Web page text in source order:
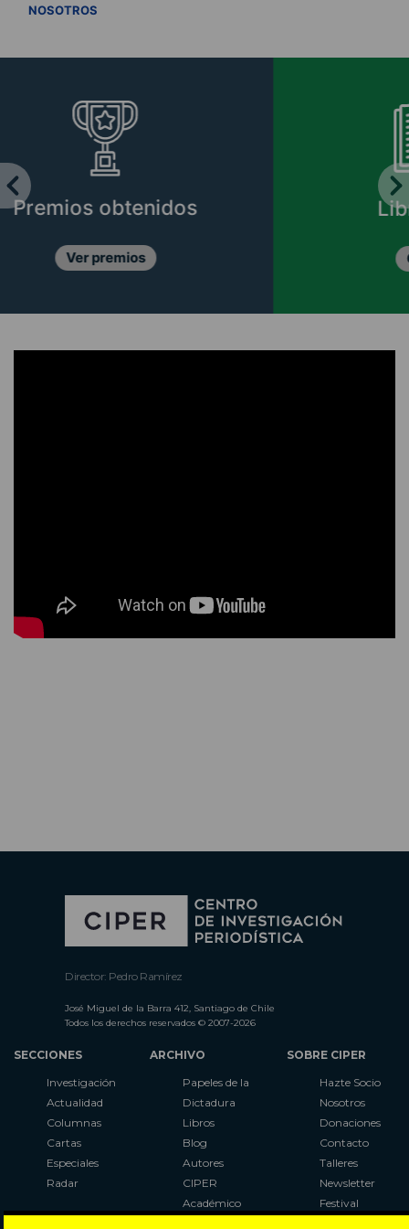
NOSOTROS
Libros CIPER
Director: Pedro Ramírez
José Miguel de la Barra 412, Santiago de Chile
Todos los derechos reservados © 2007-2026
SECCIONES
Investigación
Actualidad
Columnas
Cartas
Especiales
Radar
ARCHIVO
Papeles de la
Dictadura
Libros
Blog
Autores
CIPER
Académico
SOBRE CIPER
Hazte Socio
Nosotros
Donaciones
Contacto
Talleres
Newsletter
Festival